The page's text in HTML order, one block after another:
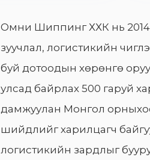
Омни Шиппинг ХХК нь
зуучлал, логистикийн
буй дотоодын хөрөнгө
улсад байрлах 500 гаруй
дамжуулан Монгол
шийдлийг харилцагч
логистикийн зардлыг